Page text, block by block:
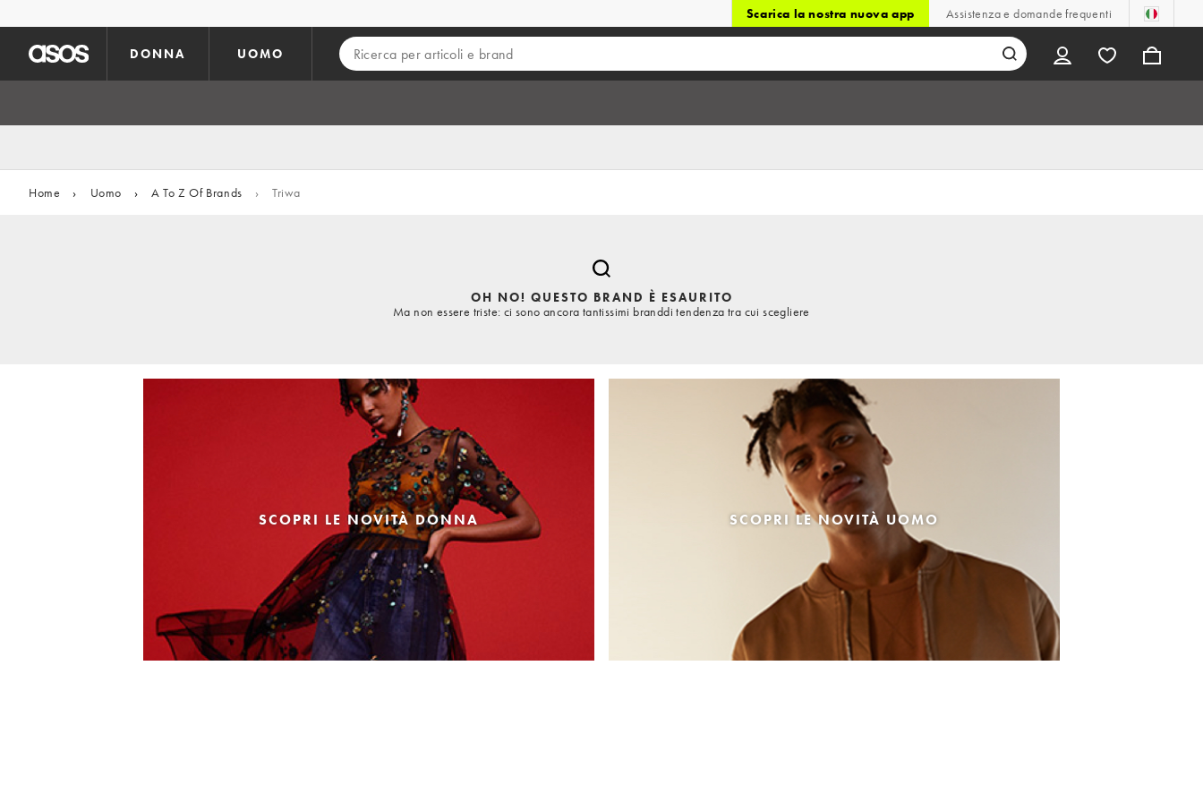
Scarica la nostra nuova app Assistenza e domande frequenti
DONNA UOMO
Home › Uomo › A To Z Of Brands › Triwa
OH NO! QUESTO BRAND È ESAURITO
Ma non essere triste: ci sono ancora tantissimi branddi tendenza tra cui scegliere
SCOPRI LE NOVITÀ DONNA SCOPRI LE NOVITÀ UOMO